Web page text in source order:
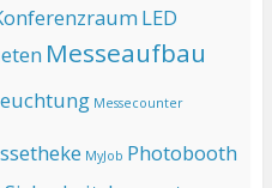
LED
Messeaufbau
Messecounter
MyJob Photobooth